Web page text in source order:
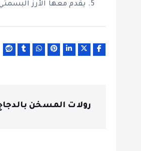
يقدم معها الأرز
رولات المسخن